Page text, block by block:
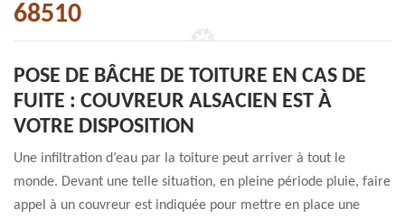
68510
POSE DE BÂCHE DE TOITURE EN CAS DE
FUITE : COUVREUR ALSACIEN EST À
VOTRE DISPOSITION
Une infiltration d’eau par la toiture peut arriver à tout le
monde. Devant une telle situation, en pleine période pluie, faire
appel à un couvreur est indiquée pour mettre en place une